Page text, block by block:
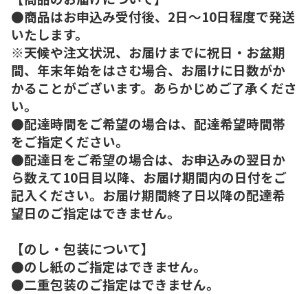
●商品はお申込み受付後、2日～10日程度で発送
いたします。
※天候や注文状況、お届けまでに祝日・お盆期
間、年末年始をはさむ場合、お届けに日数がか
かることがございます。あらかじめご了承くださ
い。
●配達時間をご希望の場合は、配達希望時間帯
をご指定ください。
●配達日をご希望の場合は、お申込みの翌日か
ら数えて10日目以降、お届け期間内の日付をご
記入ください。お届け期間終了日以降の配達希
望日のご指定はできません。
【のし・包装について】
●のし紙のご指定はできません。
●二重包装のご指定はできません。